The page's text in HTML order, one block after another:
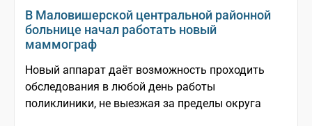
В Маловишерской центральной районной
больнице начал работать новый
маммограф
Новый аппарат даёт возможность проходить
обследования в любой день работы
поликлиники, не выезжая за пределы округа